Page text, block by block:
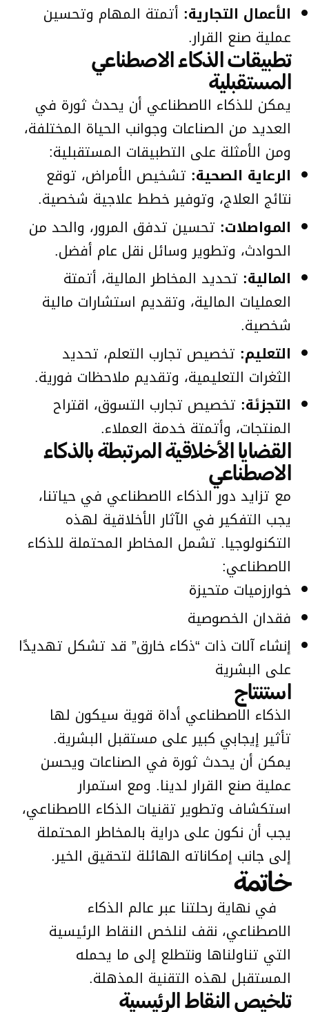
الأعمال التجارية: أتمتة المهام وتحسين
عملية صنع القرار.
تطبيقات الذكاء الاصطناعي
المستقبلية
يمكن للذكاء الاصطناعي أن يحدث ثورة في
العديد من الصناعات وجوانب الحياة المختلفة،
ومن الأمثلة على التطبيقات المستقبلية:
الرعاية الصحية: تشخيص الأمراض، توقع
نتائج العلاج، وتوفير خطط علاجية شخصية.
المواصلات: تحسين تدفق المرور، والحد من
الحوادث، وتطوير وسائل نقل عام أفضل.
المالية: تحديد المخاطر المالية، أتمتة
العمليات المالية، وتقديم استشارات مالية
شخصية.
التعليم: تخصيص تجارب التعلم، تحديد
الثغرات التعليمية، وتقديم ملاحظات فورية.
التجزئة: تخصيص تجارب التسوق، اقتراح
المنتجات، وأتمتة خدمة العملاء.
القضايا الأخلاقية المرتبطة بالذكاء
الاصطناعي
مع تزايد دور الذكاء الاصطناعي في حياتنا،
يجب التفكير في الآثار الأخلاقية لهذه
التكنولوجيا. تشمل المخاطر المحتملة للذكاء
الاصطناعي:
خوارزميات متحيزة
فقدان الخصوصية
إنشاء آلات ذات “ذكاء خارق” قد تشكل تهديدًا
على البشرية
استنتاج
الذكاء الاصطناعي أداة قوية سيكون لها
تأثير إيجابي كبير على مستقبل البشرية.
يمكن أن يحدث ثورة في الصناعات ويحسن
عملية صنع القرار لدينا. ومع استمرار
استكشاف وتطوير تقنيات الذكاء الاصطناعي،
يجب أن نكون على دراية بالمخاطر المحتملة
إلى جانب إمكاناته الهائلة لتحقيق الخير.
خاتمة
في نهاية رحلتنا عبر عالم الذكاء
الاصطناعي، نقف لنلخص النقاط الرئيسية
التي تناولناها ونتطلع إلى ما يحمله
المستقبل لهذه التقنية المذهلة.
تلخيص النقاط الرئيسية